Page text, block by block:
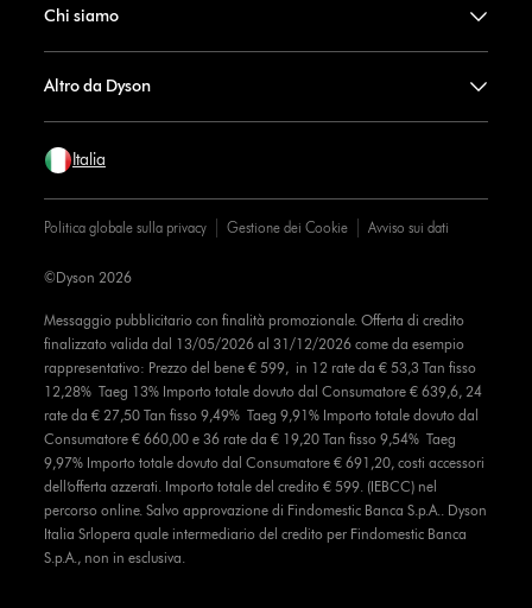
Chi siamo
Altro da Dyson
Italia
Politica globale sulla privacy Gestione dei Cookie Avviso sui dati
Messaggio pubblicitario con finalità promozionale. Offerta di credito
finalizzato valida dal 13/05/2026 al 31/12/2026 come da esempio
rappresentativo: Prezzo del bene € 599, in 12 rate da € 53,3 Tan fisso
12,28% Taeg 13% Importo totale dovuto dal Consumatore € 639,6, 24
rate da € 27,50 Tan fisso 9,49% Taeg 9,91% Importo totale dovuto dal
Consumatore € 660,00 e 36 rate da € 19,20 Tan fisso 9,54% Taeg
9,97% Importo totale dovuto dal Consumatore € 691,20, costi accessori
dell’offerta azzerati. Importo totale del credito € 599. (IEBCC) nel
percorso online. Salvo approvazione di Findomestic Banca S.p.A.. Dyson
Italia Srlopera quale intermediario del credito per Findomestic Banca
S.p.A., non in esclusiva.
©Dyson 2026